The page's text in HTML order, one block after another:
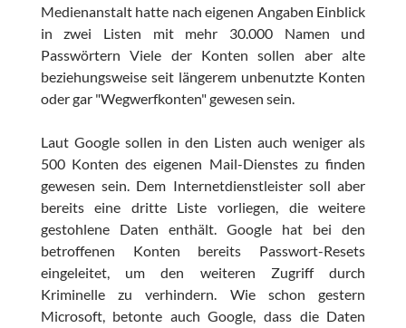
Medienanstalt hatte nach eigenen Angaben Einblick
in zwei Listen mit mehr 30.000 Namen und
Passwörtern Viele der Konten sollen aber alte
beziehungsweise seit längerem unbenutzte Konten
oder gar "Wegwerfkonten" gewesen sein.
Laut Google sollen in den Listen auch weniger als
500 Konten des eigenen Mail-Dienstes zu finden
gewesen sein. Dem Internetdienstleister soll aber
bereits eine dritte Liste vorliegen, die weitere
gestohlene Daten enthält. Google hat bei den
betroffenen Konten bereits Passwort-Resets
eingeleitet, um den weiteren Zugriff durch
Kriminelle zu verhindern. Wie schon gestern
Microsoft, betonte auch Google, dass die Daten